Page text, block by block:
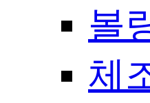
볼
체